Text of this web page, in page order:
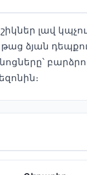
լավ
ձյան